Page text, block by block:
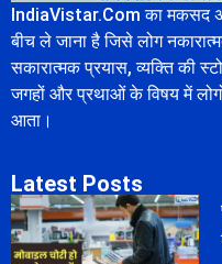
IndiaVistar.Com का मकसद
बीच ले जाना है जिसे लोग
सकारात्मक प्रयास, व्यक्ति की
जगहों और प्रथाओं के विषय में
आता।
Latest Posts